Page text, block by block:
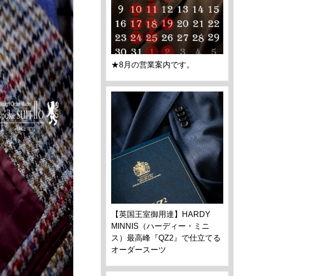
★8月の営業案内です。
【英国王室御用達】HARDY
MINNIS（ハーディー・ミニ
ス）最高峰『QZ2』で仕立てる
オーダースーツ